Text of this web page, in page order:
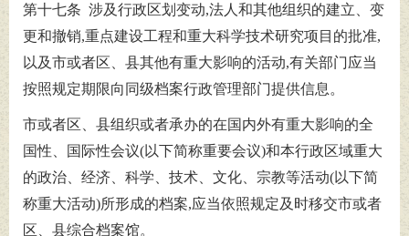
第十七条 涉及行政区划变动,法人和其他组织的建立、变
更和撤销,重点建设工程和重大科学技术研究项目的批准,
以及市或者区、县其他有重大影响的活动,有关部门应当
按照规定期限向同级档案行政管理部门提供信息。
市或者区、县组织或者承办的在国内外有重大影响的全
国性、国际性会议(以下简称重要会议)和本行政区域重大
的政治、经济、科学、技术、文化、宗教等活动(以下简
称重大活动)所形成的档案,应当依照规定及时移交市或者
区、县综合档案馆。